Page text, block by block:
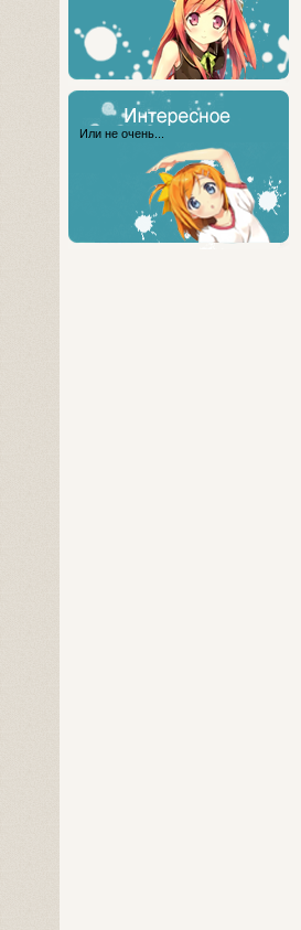
Или не очень...